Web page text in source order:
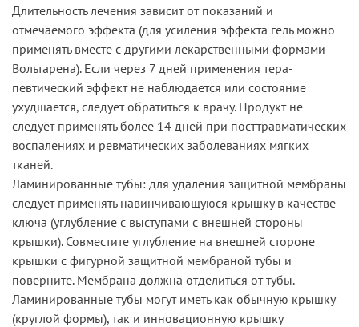
Длительность лечения зависит от показаний и
отмечаемого эффекта (для усиления эффекта гель можно
применять вместе с другими лекарственными формами
Вольтарена). Если через 7 дней применения тера-
певтический эффект не наблюдается или состояние
ухудшается, следует обратиться к врачу. Продукт не
следует применять более 14 дней при посттравматических
воспалениях и ревматических заболеваниях мягких
тканей.
Ламинированные тубы: для удаления защитной мембраны
следует применять навинчивающуюся крышку в качестве
ключа (углубление с выступами с внешней стороны
крышки). Совместите углубление на внешней стороне
крышки с фигурной защитной мембраной тубы и
поверните. Мембрана должна отделиться от тубы.
Ламинированные тубы могут иметь как обычную крышку
(круглой формы), так и инновационную крышку